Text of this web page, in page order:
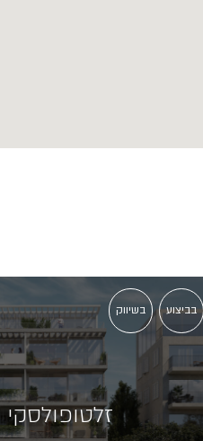
בביצוע בשיווק
זלטופולסקי 27